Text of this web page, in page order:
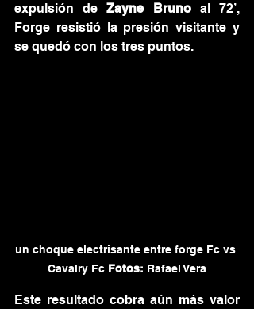
expulsión de Zayne Bruno al 72’,
Forge resistió la presión visitante y
se quedó con los tres puntos.
un choque electrisante entre forge Fc vs
Cavalry Fc Fotos: Rafael Vera
Este resultado cobra aún más valor